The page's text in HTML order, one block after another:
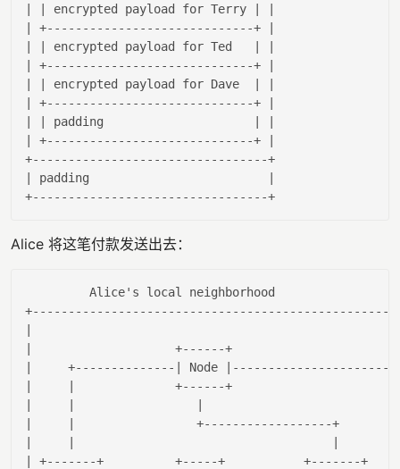
| |
encrypted payload for Terry
| |
| +-----------------------------+ |
| |
encrypted payload for Ted
| |
| +-----------------------------+ |
| |
encrypted payload for Dave
| |
| +-----------------------------+ |
| |
padding
| |
| +-----------------------------+ |
| padding                         |
Alice 将这笔付款发送出去：
         Alice
's local neighborhood
|                                                  |
|                    +------+                      |
|     +--------------|
Node
|     |
              +------+
|
|                 |
|
|                 +------------------+       |
|     |
|       |
| +-------+          +-----+           +-------+   |